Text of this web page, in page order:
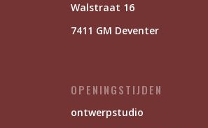
Walstraat 16
7411 GM Deventer
OPENINGSTIJDEN
ontwerpstudio